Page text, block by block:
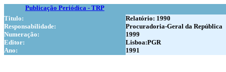
Publicação Periódica - TRP
Titulo:
Relatório: 1990
Responsabilidade:
Procuradoria-Geral da República
Numeração:
1999
Editor:
Lisboa:PGR
Ano:
1991